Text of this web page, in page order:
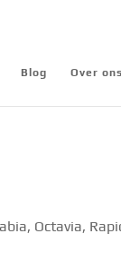
Blog Over ons
Octavia,